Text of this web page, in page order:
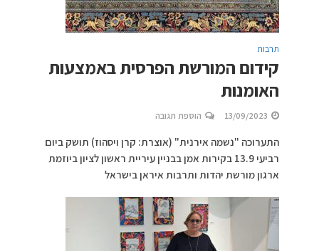
תרבות
קידום המורשת הפרסית באמצעות
האומנות
13/09/2023 הוספת תגובה
התערוכה "נשמה אירנית" (אוצרת: קרן ויסהוז) תושק ביום
רביעי 13.9 בקירות אמן בבניין עיריית ראשון לציון ביוזמת
ארגון מורשת יהדות ותרבות איראן בישראל